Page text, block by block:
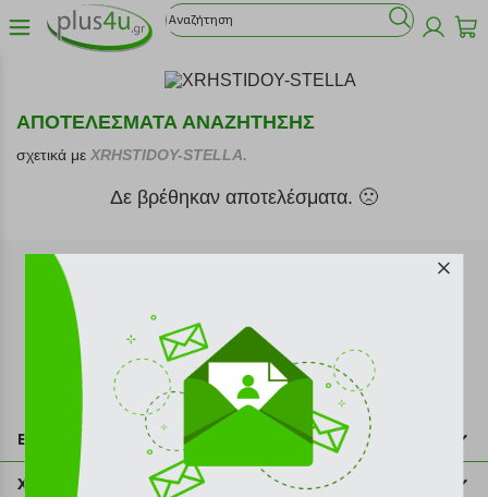
ΑΠΟΤΕΛΕΣΜΑΤΑ ΑΝΑΖΗΤΗΣΗΣ
σχετικά με XRHSTIDOY-STELLA.
Δε βρέθηκαν αποτελέσματα. 🙁
Εγγραφή στο newsletter
Επικοινωνία
211 2000 700
Χρήσιμες πληροφορίες